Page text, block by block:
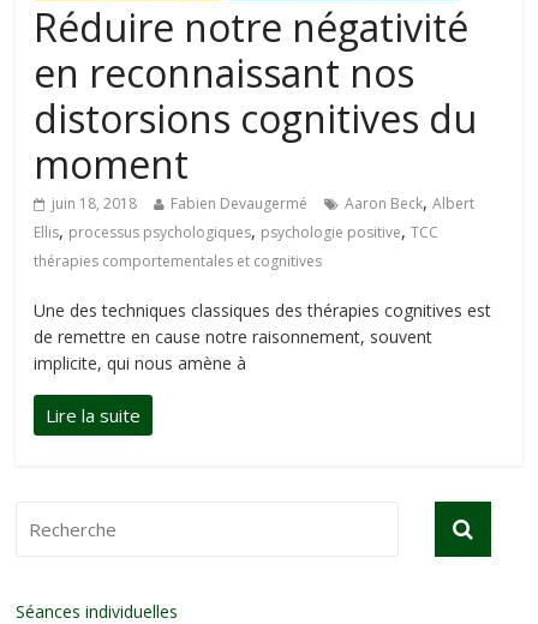
Réduire notre négativité
en reconnaissant nos
distorsions cognitives du
moment
juin 18, 2018 Fabien Devaugermé Aaron Beck,Albert
Ellis, processus psychologiques, psychologie positive,TCC
thérapies comportementales et cognitives
Une des techniques classiques des thérapies cognitives est
de remettre en cause notre raisonnement, souvent
implicite, qui nous amène à
Séances individuelles